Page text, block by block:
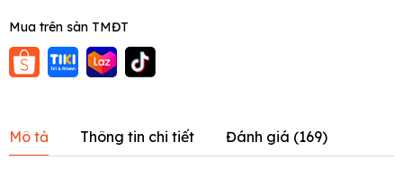
Mua trên sàn TMĐT
Mô tả Thông tin chi tiết Đánh giá (169)